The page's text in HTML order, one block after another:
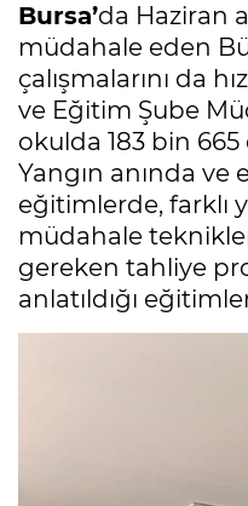
Bursa’da Haziran
müdahale eden
çalışmalarını da
ve Eğitim Şube
okulda 183 bin
Yangın anında ve
eğitimlerde, farklı
müdahale
gereken tahliye
anlatıldığı